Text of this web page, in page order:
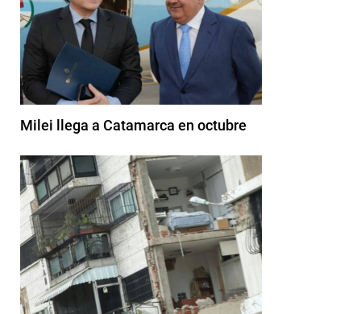
Milei llega a Catamarca en octubre